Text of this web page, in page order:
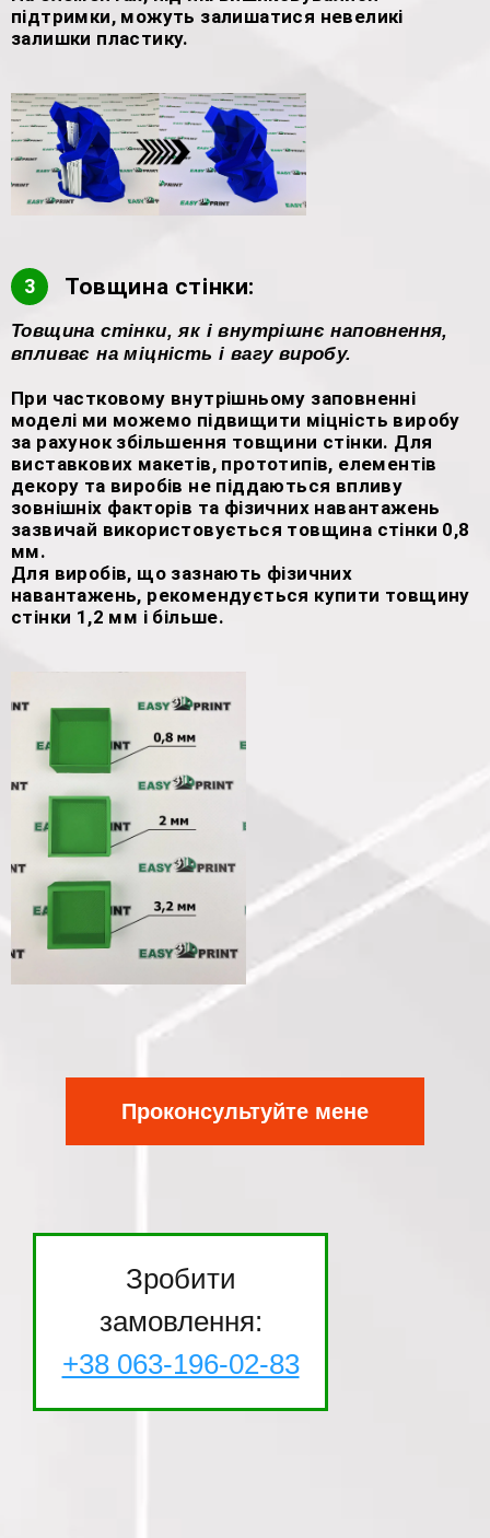
підтримки, можуть залишатися невеликі
залишки пластику.
3 Товщина стінки:
Товщина стінки, як і внутрішнє наповнення,
впливає на міцність і вагу виробу.
При частковому внутрішньому заповненні
моделі ми можемо підвищити міцність виробу
за рахунок збільшення товщини стінки. Для
виставкових макетів, прототипів, елементів
декору та виробів не піддаються впливу
зовнішніх факторів та фізичних навантажень
зазвичай використовується товщина стінки 0,8
мм.
Для виробів, що зазнають фізичних
навантажень, рекомендується купити товщину
стінки 1,2 мм і більше.
Проконсультуйте мене
Зробити
замовлення:
+38 063-196-02-83